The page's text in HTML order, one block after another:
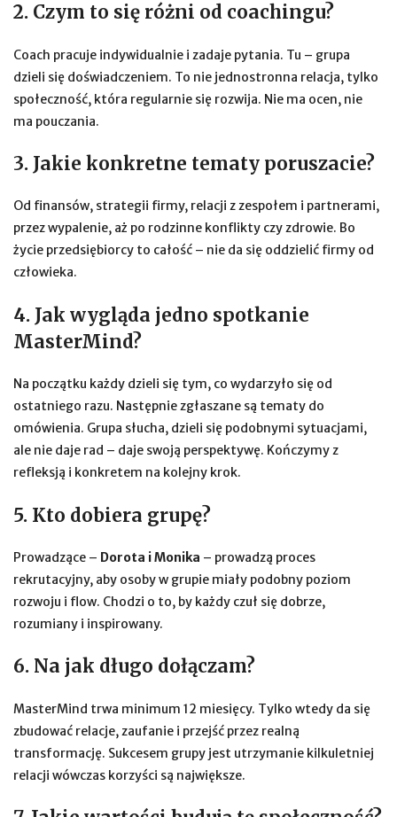
2. Czym to się różni od coachingu?
Coach pracuje indywidualnie i zadaje pytania. Tu – grupa
dzieli się doświadczeniem. To nie jednostronna relacja, tylko
społeczność, która regularnie się rozwija. Nie ma ocen, nie
ma pouczania.
3. Jakie konkretne tematy poruszacie?
Od finansów, strategii firmy, relacji z zespołem i partnerami,
przez wypalenie, aż po rodzinne konflikty czy zdrowie. Bo
życie przedsiębiorcy to całość – nie da się oddzielić firmy od
człowieka.
4. Jak wygląda jedno spotkanie
MasterMind?
Na początku każdy dzieli się tym, co wydarzyło się od
ostatniego razu. Następnie zgłaszane są tematy do
omówienia. Grupa słucha, dzieli się podobnymi sytuacjami,
ale nie daje rad – daje swoją perspektywę. Kończymy z
refleksją i konkretem na kolejny krok.
5. Kto dobiera grupę?
Prowadzące – Dorota i Monika – prowadzą proces
rekrutacyjny, aby osoby w grupie miały podobny poziom
rozwoju i flow. Chodzi o to, by każdy czuł się dobrze,
rozumiany i inspirowany.
6. Na jak długo dołączam?
MasterMind trwa minimum 12 miesięcy. Tylko wtedy da się
zbudować relacje, zaufanie i przejść przez realną
transformację. Sukcesem grupy jest utrzymanie kilkuletniej
relacji wówczas korzyści są największe.